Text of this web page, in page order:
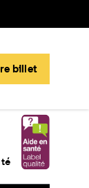
billet